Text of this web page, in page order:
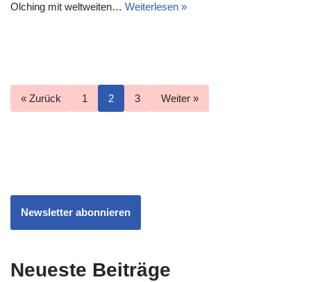
Olching mit weltweiten… Weiterlesen »
« Zurück 1 2 3 Weiter »
Newsletter abonnieren
Neueste Beiträge